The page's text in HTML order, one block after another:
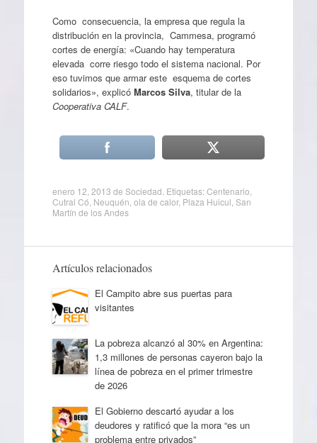
Como consecuencia, la empresa que regula la
distribución en la provincia, Cammesa, programó
cortes de energía: «Cuando hay temperatura
elevada corre riesgo todo el sistema nacional. Por
eso tuvimos que armar este esquema de cortes
solidarios», explicóMarcos Silva, titular de la
Cooperativa CALF.
enero 12, 2013 de Sociedad . Etiquetas:Centenario
Cutral Có Neuquén ola de calor, Plaza Huicul San
Martín de los Andes
Artículos relacionados
El Campito abre sus puertas para
visitantes
La pobreza alcanzó al 30% en Argentina:
1,3 millones de personas cayeron bajo la
línea de pobreza en el primer trimestre
de 2026
El Gobierno descartó ayudar a los
deudores y ratificó que la mora “es un
problema entre privados”